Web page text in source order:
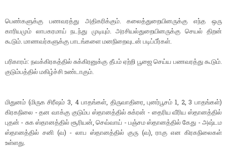
பெண்களுக்கு பணவரத்து அதிகரிக்கும். கலைத்துறையினருக்கு எந்த ஒரு
காரியமும் லாபகரமாய் நடந்து முடியும். அரசியல்துறையினருக்கு செயல் திறன்
கூடும். மாணவர்களுக்கு பாடங்களை மனநிறைவுடன் படிப்பீர்கள்.
பரிகாரம்: நவக்கிரகத்தில் சுக்கிரனுக்கு தீபம் ஏற்றி பூஜை செய்ய பணவரத்து கூடும்.
குடும்பத்தில் மகிழ்ச்சி உண்டாகும்.
மிதுனம் (மிருக சிரீஷம் 3, 4 பாதங்கள், திருவாதிரை, புனர்பூசம் 1, 2, 3 பாதங்கள்)
கிரகநிலை - தன வாக்கு குடும்ப ஸ்தானத்தில் சுக்ரன் - தைரிய வீரிய ஸ்தானத்தில்
புதன் - சுக ஸ்தானத்தில் சூரியன், செவ்வாய் - பஞ்சம ஸ்தானத்தில் கேது - அஷ்டம
ஸ்தானத்தில் சனி (வ) - லாப ஸ்தானத்தில் குரு (வ), ராகு என கிரகநிலைகள்
உள்ளது.